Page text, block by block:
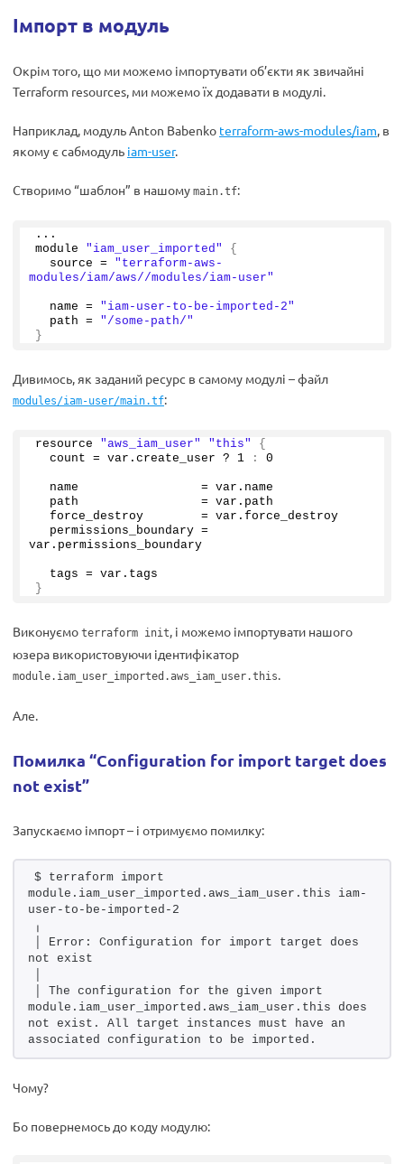
Імпорт в модуль
Окрім того, що ми можемо імпортувати об’єкти як звичайні
Terraform resources, ми можемо їх додавати в модулі.
Наприклад, модуль Anton Babenko terraform-aws-modules/iam, в
якому є сабмодуль iam-user.
Створимо “шаблон” в нашому main.tf:
...
module "iam_user_imported"
{
  source =
"terraform-aws-
modules/iam/aws//modules/iam-user"
  name =
"iam-user-to-be-imported-2"
  path =
"/some-path/"
}
Дивимось, як заданий ресурс в самому модулі – файл
modules/iam-user/main.tf:
resource "aws_iam_user" "this"
{
  count = var.
create_user ? 1 : 0
  name                 = var.
name
  path                 = var.
path
  force_destroy        = var.
force_destroy
  permissions_boundary =
var. permissions_boundary
  tags = var.
tags
}
Виконуємо terraform init, і можемо імпортувати нашого
юзера використовуючи ідентифікатор
module.iam_user_imported.aws_iam_user.this.
Але.
Помилка “Configuration for import target does
not exist”
Запускаємо імпорт – і отримуємо помилку:
$ terraform import
module.iam_user_imported.aws_iam_user.this iam-
user-to-be-imported-2
╷
│ Error: Configuration for import target does
not exist
│ The configuration for the given import
module.iam_user_imported.aws_iam_user.this does
not exist. All target instances must have an
associated configuration to be imported.
Чому?
Бо повернемось до коду модулю: